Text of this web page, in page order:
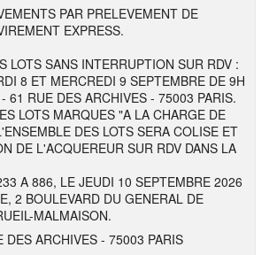
PAR PRELEVEMENT DE
EXPRESS.
LOTS SANS INTERRUPTION SUR RDV :
8 ET MERCREDI 9 SEPTEMBRE DE 9H
61 RUE DES ARCHIVES - 75003 PARIS.
LOTS MARQUES "A LA CHARGE DE
DES LOTS SERA COLISE ET
DE L'ACQUEREUR SUR RDV DANS LA
A 886, LE JEUDI 10 SEPTEMBRE 2026
2 BOULEVARD DU GENERAL DE
MALMAISON.
DES ARCHIVES - 75003 PARIS